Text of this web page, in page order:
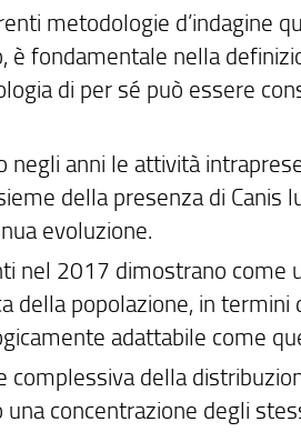
metodologie d’indagine
è fondamentale nella
di per sé può essere
negli anni le attività
della presenza di
evoluzione.
nel 2017 dimostrano come
della popolazione, in
adattabile come
complessiva della
concentrazione degli